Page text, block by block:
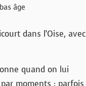
âge
dans l’Oise, avec
quand on lui
moments : parfois